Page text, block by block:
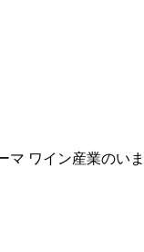
ワイン産業のい